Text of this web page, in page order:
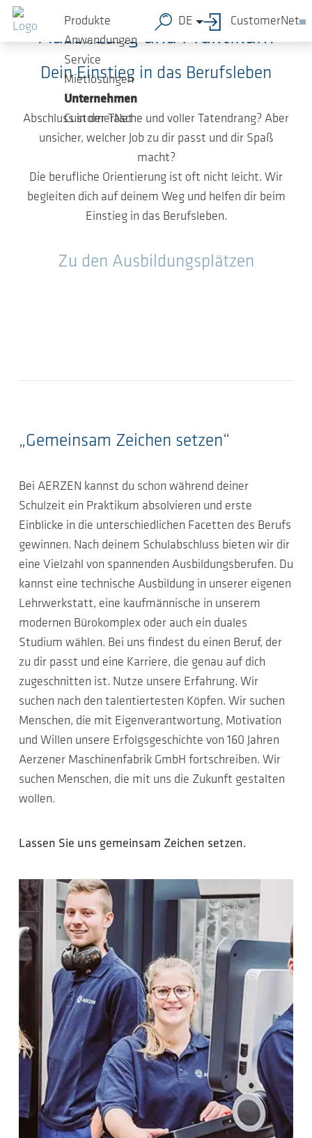
Zum Hauptinhalt springen
Produkte
Anwendungen
Service
Mietlösungen
Unternehmen
CustomerNet
DE CustomerNet
Ausbildung und Praktikum
Dein Einstieg in das Berufsleben
Abschluss in der Tasche und voller Tatendrang? Aber
unsicher, welcher Job zu dir passt und dir Spaß
macht?
Die berufliche Orientierung ist oft nicht leicht. Wir
begleiten dich auf deinem Weg und helfen dir beim
Einstieg in das Berufsleben.
Zu den Ausbildungsplätzen
„Gemeinsam Zeichen setzen“
Bei AERZEN kannst du schon während deiner
Schulzeit ein Praktikum absolvieren und erste
Einblicke in die unterschiedlichen Facetten des Berufs
gewinnen. Nach deinem Schulabschluss bieten wir dir
eine Vielzahl von spannenden Ausbildungsberufen. Du
kannst eine technische Ausbildung in unserer eigenen
Lehrwerkstatt, eine kaufmännische in unserem
modernen Bürokomplex oder auch ein duales
Studium wählen. Bei uns findest du einen Beruf, der
zu dir passt und eine Karriere, die genau auf dich
zugeschnitten ist. Nutze unsere Erfahrung. Wir
suchen nach den talentiertesten Köpfen. Wir suchen
Menschen, die mit Eigenverantwortung, Motivation
und Willen unsere Erfolgsgeschichte von 160 Jahren
Aerzener Maschinenfabrik GmbH fortschreiben. Wir
suchen Menschen, die mit uns die Zukunft gestalten
wollen.
Lassen Sie uns gemeinsam Zeichen setzen.